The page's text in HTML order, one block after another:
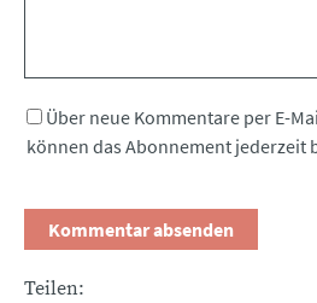
Über neue Kommentare per E-
können das Abonnement jederzeit
Teilen: